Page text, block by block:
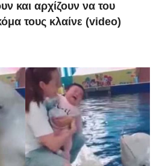
και αρχίζουν να του
τους κλαίνε (video)